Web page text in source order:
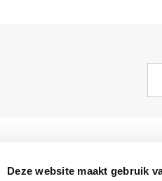
Deze website maakt gebruik
Bestellen